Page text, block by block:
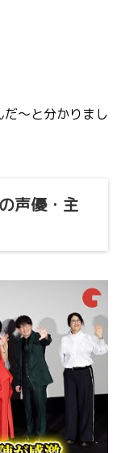
～と分かりまし
声優・主